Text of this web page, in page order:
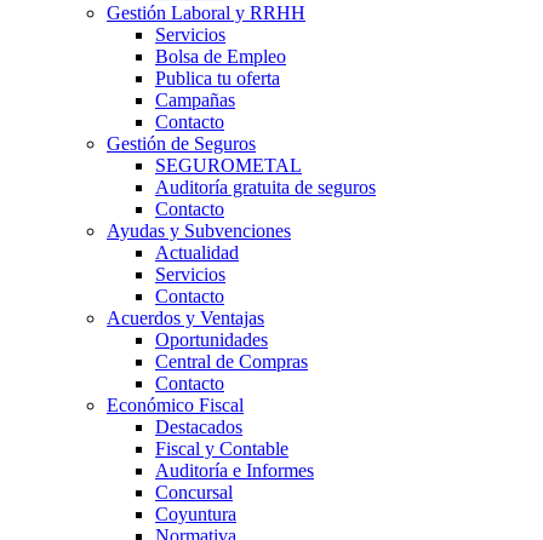
Gestión Laboral y RRHH
Servicios
Bolsa de Empleo
Publica tu oferta
Campañas
Contacto
Gestión de Seguros
SEGUROMETAL
Auditoría gratuita de seguros
Contacto
Ayudas y Subvenciones
Actualidad
Servicios
Contacto
Acuerdos y Ventajas
Oportunidades
Central de Compras
Contacto
Económico Fiscal
Destacados
Fiscal y Contable
Auditoría e Informes
Concursal
Coyuntura
Normativa